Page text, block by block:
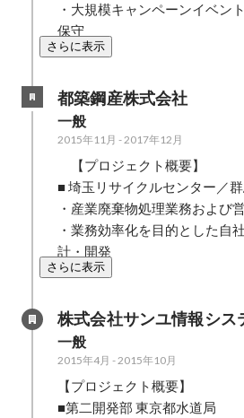
・大規模キャンペーンイベン
保守
さらに表示
都築鋼産株式会社
一般
2015年11月 -2017年12月
【プロジェクト概要】
■ 埼玉リサイクルセンター／
・産業廃棄物処理業務および
・業務効率化を目的とした自
計・開発
さらに表示
株式会社サンユ情報シス
一般
2015年4月 -2015年10月
【プロジェクト概要】
■第二開発部 東京都水道局